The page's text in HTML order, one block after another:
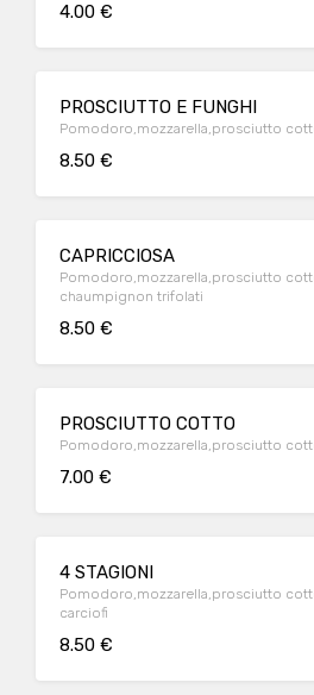
4.00 €
PROSCIUTTO E FUNGHI
Pomodoro,mozzarella,prosciutto
8.50 €
CAPRICCIOSA
Pomodoro,mozzarella,prosciutto
chaumpignon trifolati
8.50 €
PROSCIUTTO COTTO
Pomodoro,mozzarella,prosciutto
7.00 €
4 STAGIONI
Pomodoro,mozzarella,prosciutto
carciofi
8.50 €